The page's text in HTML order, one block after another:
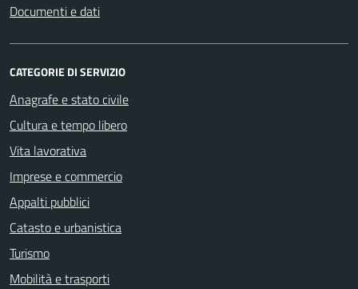
Documenti e dati
CATEGORIE DI SERVIZIO
Anagrafe e stato civile
Cultura e tempo libero
Vita lavorativa
Imprese e commercio
Appalti pubblici
Catasto e urbanistica
Turismo
Mobilità e trasporti